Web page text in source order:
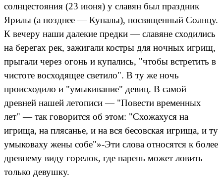
солнцестояния (23 июня) у славян был праздник
Ярилы (а позднее — Купалы), посвященный Солнцу.
К вечеру наши далекие предки — славяне сходились
на берегах рек, зажигали костры для ночных игрищ,
прыгали через огонь и купались, "чтобы встретить в
чистоте восходящее светило". В ту же ночь
происходило и "умыкивание" девиц. В самой
древней нашей летописи — "Повести временных
лет" — так говорится об этом: "Схожахуся на
игрища, на плясанье, и на вся бесовская игрища, и ту
умыковаху жены собе"»-Эти слова относятся к более
древнему виду горелок, где парень может ловить
только девушку.